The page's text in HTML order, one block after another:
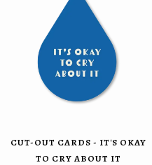
CUT-OUT CARDS - IT'S OKAY
TO CRY ABOUT IT